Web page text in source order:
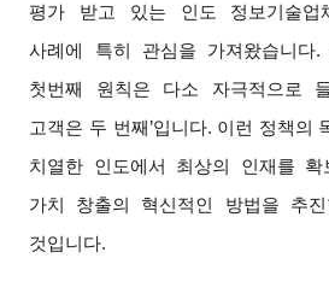
평가 받고 있는 인도 정보기술업
사례에 특히 관심을 가져왔습니
첫번째 원칙은 다소 자극적으로
고객은 두 번째’입니다. 이런 정책의
치열한 인도에서 최상의 인재를 확
가치 창출의 혁신적인 방법을 추
것입니다.